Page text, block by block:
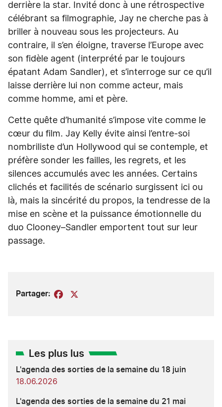
derrière la star. Invité donc à une rétrospective
célébrant sa filmographie, Jay ne cherche pas à
briller à nouveau sous les projecteurs. Au
contraire, il s’en éloigne, traverse l’Europe avec
son fidèle agent (interprété par le toujours
épatant Adam Sandler), et s’interroge sur ce qu’il
laisse derrière lui non comme acteur, mais
comme homme, ami et père.
Cette quête d’humanité s’impose vite comme le
cœur du film. Jay Kelly évite ainsi l’entre-soi
nombriliste d’un Hollywood qui se contemple, et
préfère sonder les failles, les regrets, et les
silences accumulés avec les années. Certains
clichés et facilités de scénario surgissent ici ou
là, mais la sincérité du propos, la tendresse de la
mise en scène et la puissance émotionnelle du
duo Clooney–Sandler emportent tout sur leur
passage.
Partager: Facebook
Les plus lus
L'agenda des sorties de la semaine du 18 juin
18.06.2026
L'agenda des sorties de la semaine du 21 mai